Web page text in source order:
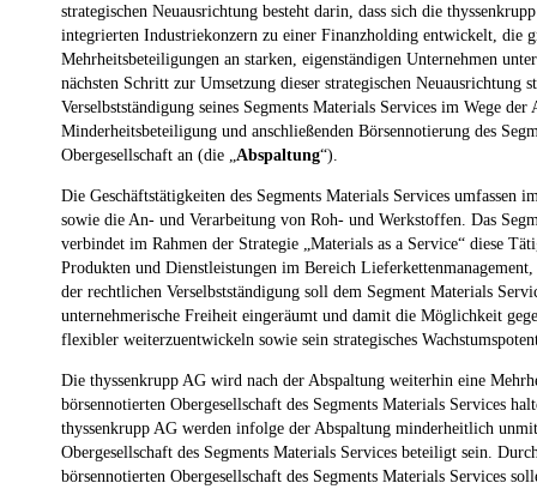
strategischen Neuausrichtung besteht darin, dass sich die
integrierten Industriekonzern zu einer Finanzholding entwickelt, die
Mehrheitsbeteiligungen an starken, eigenständigen Unternehmen
nächsten Schritt zur Umsetzung dieser strategischen Neuausrichtung
Verselbstständigung seines Segments Materials Services im Wege der
Minderheitsbeteiligung und anschließenden Börsennotierung des
Obergesellschaft an (die „ Abspaltung“).
Die Geschäftstätigkeiten des Segments Materials Services umfassen
sowie die An- und Verarbeitung von Roh- und Werkstoffen. Das
verbindet im Rahmen der Strategie „Materials as a Service“ diese
Produkten und Dienstleistungen im Bereich
der rechtlichen Verselbstständigung soll dem Segment Materials
unternehmerische Freiheit eingeräumt und damit die Möglichkeit
flexibler weiterzuentwickeln sowie sein strategisches
Die thyssenkrupp AG wird nach der Abspaltung weiterhin eine
börsennotierten Obergesellschaft des Segments Materials Services
thyssenkrupp AG werden infolge der Abspaltung minderheitlich
Obergesellschaft des Segments Materials Services beteiligt sein.
börsennotierten Obergesellschaft des Segments Materials Services